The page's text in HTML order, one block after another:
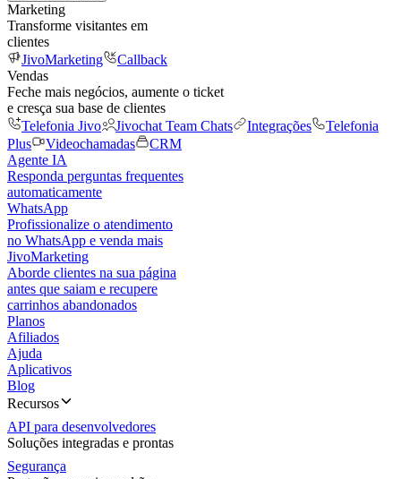
Marketing
Transforme visitantes em
clientes
JivoMarketing
Callback
Vendas
Feche mais negócios, aumente o ticket
e cresça sua base de clientes
Telefonia Jivo
Jivochat Team Chats Integrações
Telefonia
Plus
Videochamadas
CRM
Agente IA
Responda perguntas frequentes
automaticamente
WhatsApp
Profissionalize o atendimento
no WhatsApp e venda mais
JivoMarketing
Aborde clientes na sua página
antes que saiam e recupere
carrinhos abandonados
Planos
Afiliados
Ajuda
Aplicativos
Blog
Recursos
API para desenvolvedores
Soluções integradas e prontas
Segurança